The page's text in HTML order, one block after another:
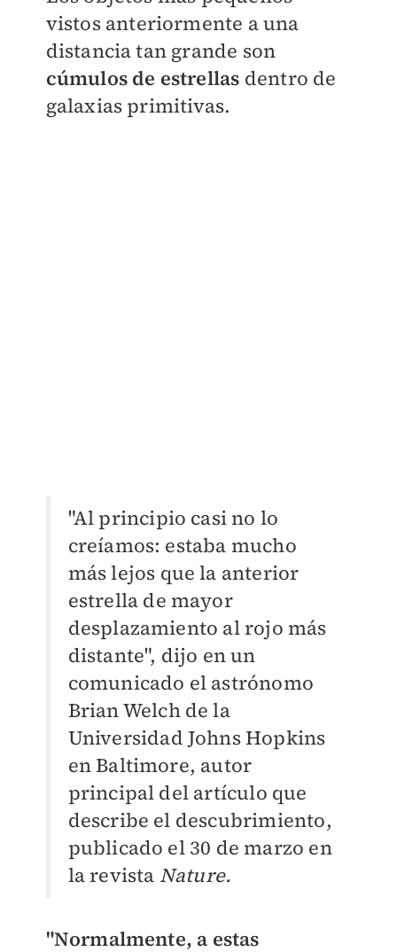
vistos anteriormente a una
distancia tan grande son
cúmulos de estrellas dentro de
galaxias primitivas.
"Al principio casi no lo
creíamos: estaba mucho
más lejos que la anterior
estrella de mayor
desplazamiento al rojo más
distante", dijo en un
comunicado el astrónomo
Brian Welch de la
Universidad Johns Hopkins
en Baltimore, autor
principal del artículo que
describe el descubrimiento,
publicado el 30 de marzo en
la revista Nature.
"Normalmente, a estas